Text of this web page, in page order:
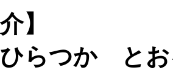
】
らつか とお